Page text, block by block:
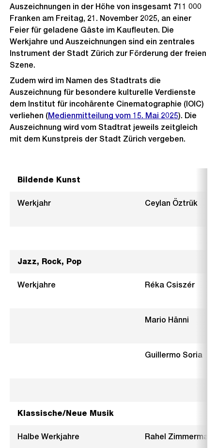
Auszeichnungen in der Höhe von insgesamt 711 000
Franken am Freitag, 21. November 2025, an einer
Feier für geladene Gäste im Kaufleuten. Die
Werkjahre und Auszeichnungen sind ein zentrales
Instrument der Stadt Zürich zur Förderung der freien
Szene.
Zudem wird im Namen des Stadtrats die
Auszeichnung für besondere kulturelle Verdienste
dem Institut für incohärente Cinematographie (IOIC)
verliehen (Medienmitteilung vom 15. Mai 2025). Die
Auszeichnung wird vom Stadtrat jeweils zeitgleich
mit dem Kunstpreis der Stadt Zürich vergeben.
Bildende Kunst
Werkjahr Ceylan Öztrük
Jazz, Rock, Pop
Werkjahre Réka Csiszér
Mario Hänni
Guillermo Soria
Klassische/Neue Musik
Halbe Werkjahre Rahel Zimmermann